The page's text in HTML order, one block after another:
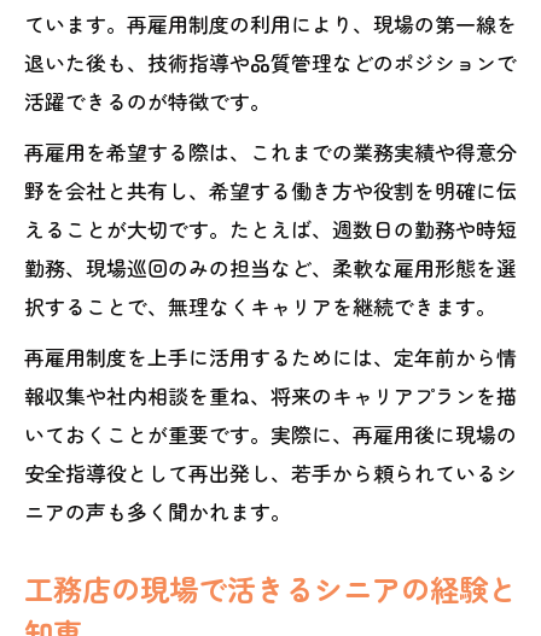
ています。再雇用制度の利用により、現場の第一線を
退いた後も、技術指導や品質管理などのポジションで
活躍できるのが特徴です。
再雇用を希望する際は、これまでの業務実績や得意分
野を会社と共有し、希望する働き方や役割を明確に伝
えることが大切です。たとえば、週数日の勤務や時短
勤務、現場巡回のみの担当など、柔軟な雇用形態を選
択することで、無理なくキャリアを継続できます。
再雇用制度を上手に活用するためには、定年前から情
報収集や社内相談を重ね、将来のキャリアプランを描
いておくことが重要です。実際に、再雇用後に現場の
安全指導役として再出発し、若手から頼られているシ
ニアの声も多く聞かれます。
工務店の現場で活きるシニアの経験と